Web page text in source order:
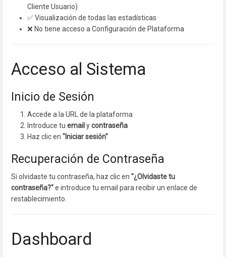
Cliente Usuario)
✅ Visualización de todas las estadísticas
❌ No tiene acceso a Configuración de Plataforma
Acceso al Sistema
Inicio de Sesión
Accede a la URL de la plataforma
Introduce tu email ycontraseña
Haz clic en "Iniciar sesión"
Recuperación de Contraseña
Si olvidaste tu contraseña, haz clic en "¿Olvidaste tu
contraseña?"e introduce tu email para recibir un enlace de
restablecimiento.
Dashboard